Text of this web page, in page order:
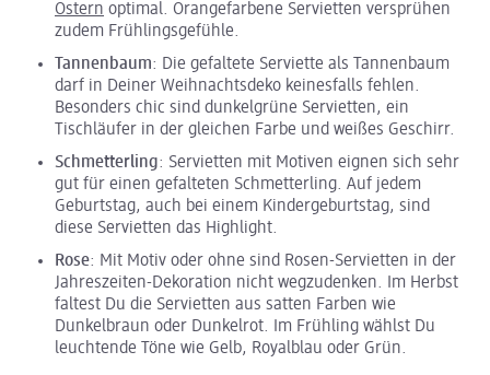
Ostern optimal. Orangefarbene Servietten versprühen
zudem Frühlingsgefühle.
Tannenbaum: Die gefaltete Serviette als Tannenbaum
darf in Deiner Weihnachtsdeko keinesfalls fehlen.
Besonders chic sind dunkelgrüne Servietten, ein
Tischläufer in der gleichen Farbe und weißes Geschirr.
Schmetterling: Servietten mit Motiven eignen sich sehr
gut für einen gefalteten Schmetterling. Auf jedem
Geburtstag, auch bei einem Kindergeburtstag, sind
diese Servietten das Highlight.
Rose: Mit Motiv oder ohne sind Rosen-Servietten in der
Jahreszeiten-Dekoration nicht wegzudenken. Im Herbst
faltest Du die Servietten aus satten Farben wie
Dunkelbraun oder Dunkelrot. Im Frühling wählst Du
leuchtende Töne wie Gelb, Royalblau oder Grün.